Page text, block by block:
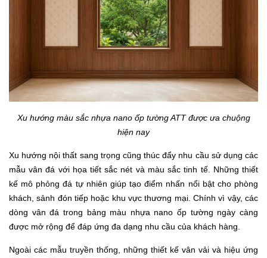
Xu hướng màu sắc nhựa nano ốp tường ATT được ưa chuộng
hiện nay
Xu hướng nội thất sang trọng cũng thúc đẩy nhu cầu sử dụng các
mẫu vân đá với họa tiết sắc nét và màu sắc tinh tế. Những thiết
kế mô phỏng đá tự nhiên giúp tạo điểm nhấn nổi bật cho phòng
khách, sảnh đón tiếp hoặc khu vực thương mại. Chính vì vậy, các
dòng vân đá trong bảng màu nhựa nano ốp tường ngày càng
được mở rộng để đáp ứng đa dạng nhu cầu của khách hàng.
Ngoài các mẫu truyền thống, những thiết kế vân vải và hiệu ứng